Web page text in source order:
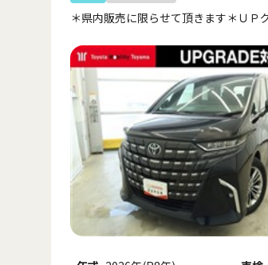
＊県内販売に限らせて頂きます＊ＵＰ